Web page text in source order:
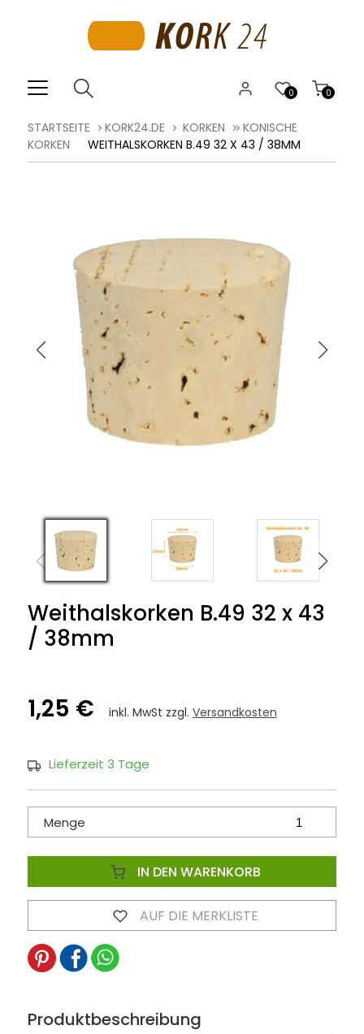
0
0
STARTSEITE KORK24.DE KORKEN
KONISCHE
KORKEN
WEITHALSKORKEN B.49 32 X 43 / 38MM
Weithalskorken B.49 32 x 43
/ 38mm
1,25 € inkl. MwSt zzgl. Versandkosten
Lieferzeit 3 Tage
Menge
IN DEN WARENKORB
AUF DIE MERKLISTE
Produktbeschreibung